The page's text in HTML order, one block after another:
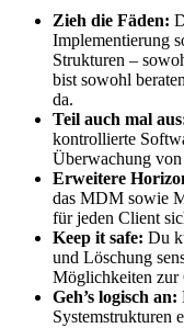
Zieh die Fäden:
Implementierung
Strukturen –
bist sowohl
da.
Teil auch mal
kontrollierte
Überwachung von
Erweitere
das MDM sowie
für jeden Client
Keep it safe: Du
und Löschung
Möglichkeiten zur
Geh’s logisch an:
Systemstrukturen